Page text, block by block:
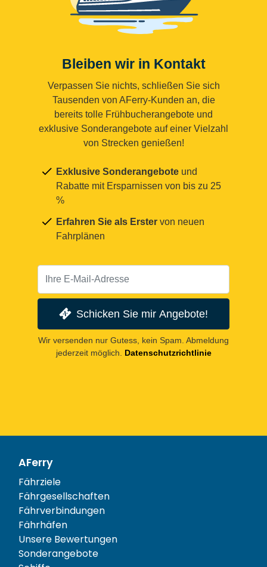
Bleiben wir in Kontakt
Verpassen Sie nichts, schließen Sie sich
Tausenden von AFerry-Kunden an, die
bereits tolle Frühbucherangebote und
exklusive Sonderangebote auf einer Vielzahl
von Strecken genießen!
Exklusive Sonderangebote und
Rabatte mit Ersparnissen von bis zu 25
%
Erfahren Sie als Erster von neuen
Fahrplänen
Schicken Sie mir Angebote!
Wir versenden nur Gutess, kein Spam. Abmeldung
jederzeit möglich.
Datenschutzrichtlinie
AFerry
Fährziele
Fährgesellschaften
Fährverbindungen
Fährhäfen
Unsere Bewertungen
Sonderangebote